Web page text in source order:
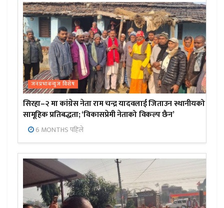
जनप्रभाबन्युज विशेष
सिरहा–२ मा कांग्रेस नेता राम चन्द्र यादवलाई जिताउन स्थानीयको
सामूहिक प्रतिबद्धता; ‘विकासप्रेमी नेताको विकल्प छैन’
6 MONTHS पहिले